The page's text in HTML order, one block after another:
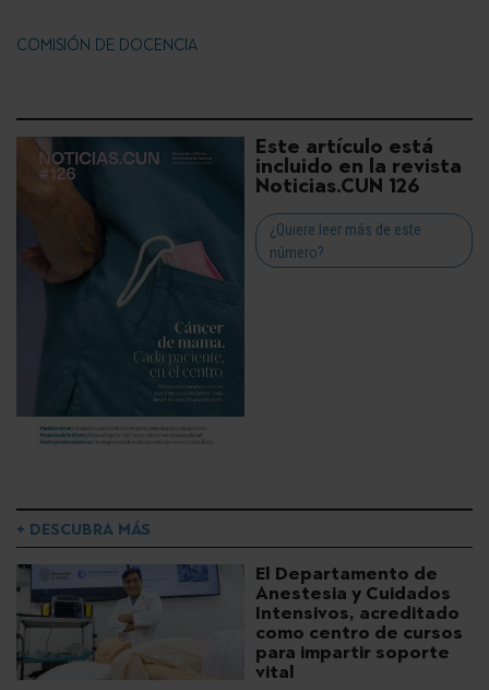
COMISIÓN DE DOCENCIA
Este artículo está
incluido en la revista
Noticias.CUN 126
¿Quiere leer más de este
número?
+ DESCUBRA MÁS
El Departamento de
Anestesia y Cuidados
Intensivos, acreditado
como centro de cursos
para impartir soporte
vital